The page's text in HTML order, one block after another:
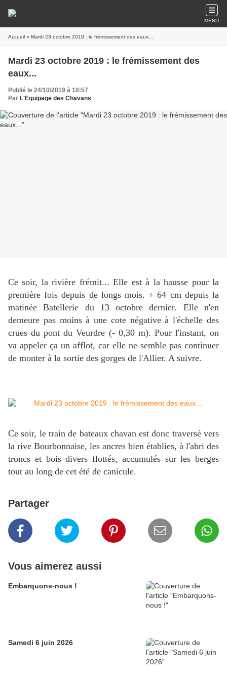
MENU
Accueil » Mardi 23 octobre 2019 : le frémissement des eaux...
Mardi 23 octobre 2019 : le frémissement des
eaux...
Publié le 24/10/2019 à 10:57
Par L'Equipage des Chavans
Ce soir, la rivière frémit... Elle est à la hausse pour la
première fois depuis de longs mois. + 64 cm depuis la
matinée Batellerie du 13 octobre dernier. Elle n'en
demeure pas moins à une cote négative à l'échelle des
crues du pont du Veurdre (- 0,30 m). Pour l'instant, on
va appeler ça un afflot, car elle ne semble pas continuer
de monter à la sortie des gorges de l'Allier. A suivre.
Ce soir, le train de bateaux chavan est donc traversé vers
la rive Bourbonnaise, les ancres bien établies, à l'abri des
troncs et bois divers flottés, accumulés sur les berges
tout au long de cet été de canicule.
Partager
Vous aimerez aussi
Embarquons-nous !
Samedi 6 juin 2026